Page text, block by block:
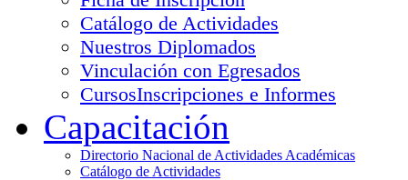
Catálogo de Actividades
Nuestros Diplomados
Vinculación con Egresados
CursosInscripciones e Informes
Capacitación
Directorio Nacional de Actividades Académicas
Catálogo de Actividades